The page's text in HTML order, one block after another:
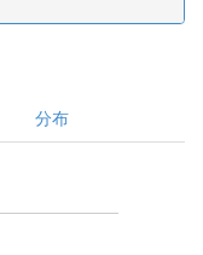
分布